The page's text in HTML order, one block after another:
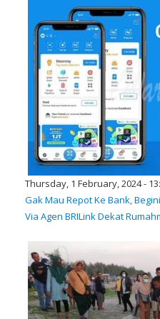
Thursday, 1 February, 2024 -
Gak Mau Repot Ke Bank,
Via Agen BRILink Dekat